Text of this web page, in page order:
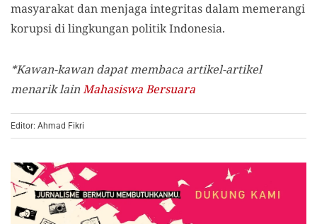
masyarakat dan menjaga integritas dalam memerangi
korupsi di lingkungan politik Indonesia.
*Kawan-kawan dapat membaca artikel-artikel
menarik lainMahasiswa Bersuara
Editor: Ahmad Fikri